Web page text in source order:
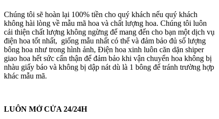
Chúng tôi sẽ hoàn lại 100% tiền cho quý khách nếu quý khách
không hài lòng về mẫu mã hoa và chất lượng hoa. Chúng tôi luôn
cải thiện chất lượng không ngừng để mang đến cho bạn một dịch vụ
điện hoa tốt nhất, giống mẫu nhất có thể và đảm bảo đủ số lượng
bông hoa như trong hình ảnh, Điện hoa xinh luôn căn dặn shiper
giao hoa hết sức cẩn thận để đảm bảo khi vận chuyển hoa không bị
nhàu giấy báo và không bị dập nát dù là 1 bông để tránh trường hợp
khác mẫu mã.
LUÔN MỞ CỬA 24/24H